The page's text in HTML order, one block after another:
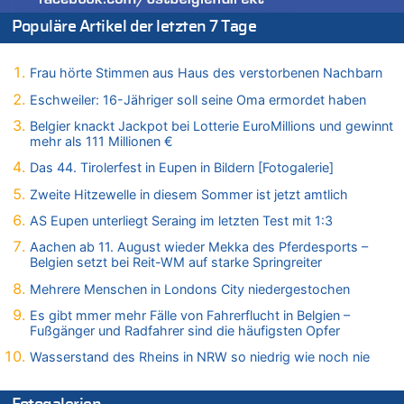
Drohnen mit Strengstoff? War es Russland?
09.08.2026 - 08:21 von Zuhörer zu
Belgien setzt bei Reit-WM auf starke Springreiter
09.08.2026 - 07:40 von SoSo zu
Aachen ab 11. August wieder Mekka des Pferdesports –
Belgien setzt bei Reit-WM auf starke Springreiter
09.08.2026 - 07:00 von Zuhörer zu
Leipzig, Mechernich und die Frage: Wer steckt hinter den
Drohnen mit Strengstoff? War es Russland?
09.08.2026 - 01:10 von Peter S. zu
Leipzig, Mechernich und die Frage: Wer steckt hinter den
09.08.2026 - 01:07 von Peter S. zu
Drohnen mit Strengstoff? War es Russland?
09.08.2026 - 01:05 von Peter S. zu
Populäre Artikel der letzten 7 Tage
Frau hörte Stimmen aus Haus des verstorbenen Nachbarn
Eschweiler: 16-Jähriger soll seine Oma ermordet haben
Belgier knackt Jackpot bei Lotterie EuroMillions und gewinnt
mehr als 111 Millionen €
Das 44. Tirolerfest in Eupen in Bildern [Fotogalerie]
Zweite Hitzewelle in diesem Sommer ist jetzt amtlich
AS Eupen unterliegt Seraing im letzten Test mit 1:3
Aachen ab 11. August wieder Mekka des Pferdesports –
Belgien setzt bei Reit-WM auf starke Springreiter
Mehrere Menschen in Londons City niedergestochen
Es gibt mmer mehr Fälle von Fahrerflucht in Belgien –
Fußgänger und Radfahrer sind die häufigsten Opfer
Wasserstand des Rheins in NRW so niedrig wie noch nie